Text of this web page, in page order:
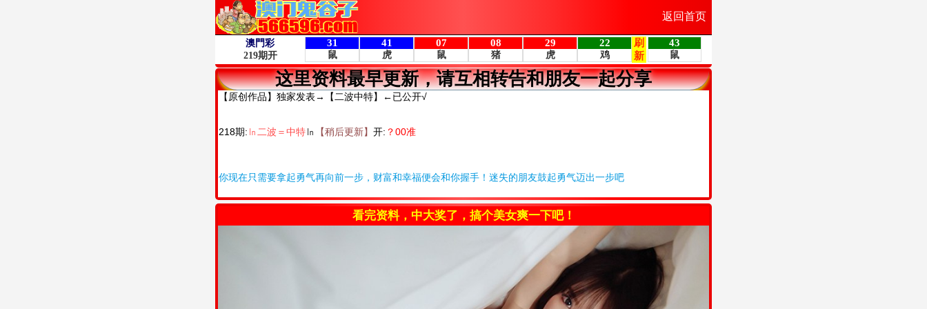
返回首页
这里资料最早更新，请互相转告和朋友一起分享
【原创作品】独家发表→【二波中特】←已公开√
218期: ㏑二波＝中特㏑ 【稍后更新】 开: ？00准
你现在只需要拿起勇气再向前一步，财富和幸福便会和你握手！迷失的朋友鼓起勇气迈出一步吧
看完资料，中大奖了，搞个美女爽一下吧！